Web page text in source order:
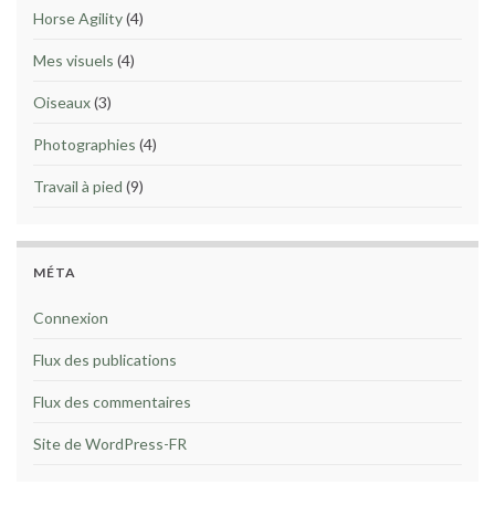
Horse Agility(4)
Mes visuels (4)
Oiseaux(3)
Photographies (4)
Travail à pied (9)
MÉTA
Connexion
Flux des publications
Flux des commentaires
Site de WordPress-FR